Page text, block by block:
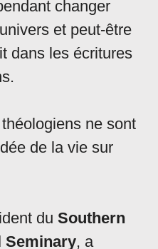
changer
et peut-être
dans les écritures
ne sont
de la vie sur
du Southern
Seminary, a